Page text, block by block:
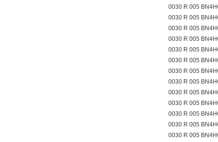
0030 R 005
0030 R 005
0030 R 005
0030 R 005
0030 R 005
0030 R 005
0030 R 005
0030 R 005
0030 R 005
0030 R 005
0030 R 005
0030 R 005
0030 R 005